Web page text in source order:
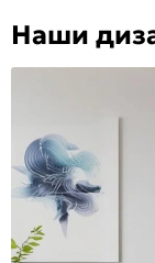
Наши